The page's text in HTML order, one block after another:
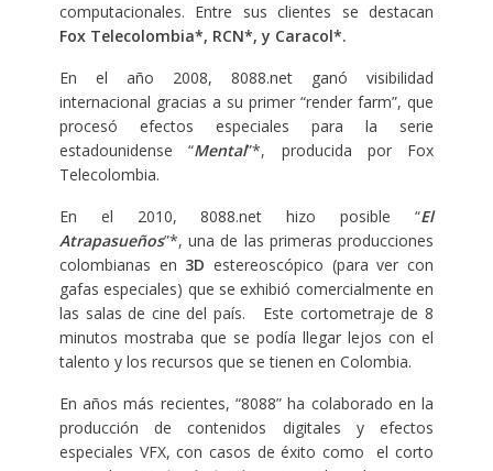
computacionales. Entre sus clientes se destacan
Fox Telecolombia*, RCN*, y Caracol*.
En el año 2008, 8088.net ganó visibilidad
internacional gracias a su primer “render farm”, que
procesó efectos especiales para la serie
estadounidense “Mental”*, producida por Fox
Telecolombia.
En el 2010, 8088.net hizo posible “El
Atrapasueños”*, una de las primeras producciones
colombianas en 3D estereoscópico (para ver con
gafas especiales) que se exhibió comercialmente en
las salas de cine del país. Este cortometraje de 8
minutos mostraba que se podía llegar lejos con el
talento y los recursos que se tienen en Colombia.
En años más recientes, “8088” ha colaborado en la
producción de contenidos digitales y efectos
especiales VFX, con casos de éxito como el corto